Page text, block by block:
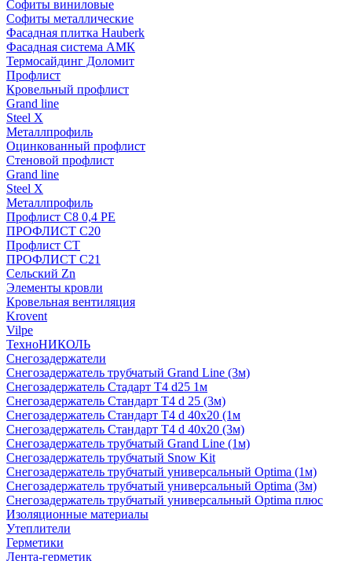
Софиты виниловые
Софиты металлические
Фасадная плитка Hauberk
Фасадная система АМК
Термосайдинг Доломит
Профлист
Кровельный профлист
Grand line
Steel X
Металлпрофиль
Оцинкованный профлист
Стеновой профлист
Grand line
Steel X
Металлпрофиль
Профлист С8 0,4 РЕ
ПРОФЛИСТ С20
Профлист СТ
ПРОФЛИСТ С21
Сельский Zn
Элементы кровли
Кровельная вентиляция
Krovent
Vilpe
ТехноНИКОЛЬ
Снегозадержатели
Снегозадержатель трубчатый Grand Line (3м)
Снегозадержатель Стадарт Т4 d25 1м
Снегозадержатель Стандарт Т4 d 25 (3м)
Снегозадержатель Стандарт Т4 d 40х20 (1м
Снегозадержатель Стандарт Т4 d 40х20 (3м)
Снегозадержатель трубчатый Grand Line (1м)
Снегозадержатель трубчатый Snow Kit
Снегозадержатель трубчатый универсальный Optima (1м)
Снегозадержатель трубчатый универсальный Optima (3м)
Снегозадержатель трубчатый универсальный Optima плюс
Изоляционные материалы
Утеплители
Герметики
Лента-герметик